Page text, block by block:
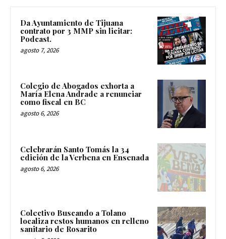
Da Ayuntamiento de Tijuana
contrato por 3 MMP sin licitar:
Podcast.
agosto 7, 2026
Colegio de Abogados exhorta a
María Elena Andrade a renunciar
como fiscal en BC
agosto 6, 2026
Celebrarán Santo Tomás la 34
edición de la Verbena en Ensenada
agosto 6, 2026
Colectivo Buscando a Tolano
localiza restos humanos en relleno
sanitario de Rosarito